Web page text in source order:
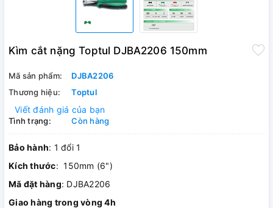
Kìm cắt nặng Toptul DJBA2206 150mm
Mã sản phẩm:
DJBA2206
Thương hiệu:
Toptul
Viết đánh giá của bạn
Tình trạng: Còn hàng
Bảo hành: 1 đổi 1
Kích thước: 150mm (6")
Mã đặt hàng: DJBA2206
Giao hàng trong vòng 4h